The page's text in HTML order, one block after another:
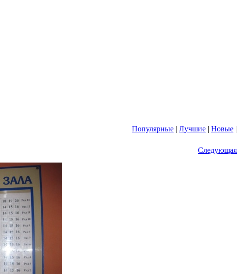
Популярные | Лучшие | Новые |
Следующая